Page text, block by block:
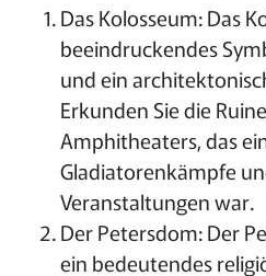
Das Kolosseum: Das
beeindruckendes
und ein
Erkunden Sie die
Amphitheaters, das
Gladiatorenkämpfe
Veranstaltungen war.
Der Petersdom: Der
ein bedeutendes